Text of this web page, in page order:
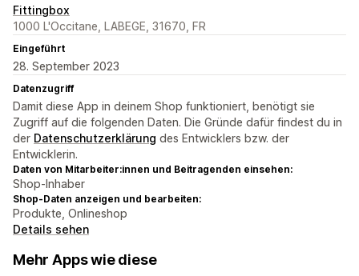
Fittingbox
1000 L'Occitane, LABEGE, 31670, FR
Eingeführt
28. September 2023
Datenzugriff
Damit diese App in deinem Shop funktioniert, benötigt sie
Zugriff auf die folgenden Daten. Die Gründe dafür findest du in
der Datenschutzerklärung des Entwicklers bzw. der
Entwicklerin.
Daten von Mitarbeiter:innen und Beitragenden einsehen:
Shop-Inhaber
Shop-Daten anzeigen und bearbeiten:
Produkte, Onlineshop
Details sehen
Mehr Apps wie diese